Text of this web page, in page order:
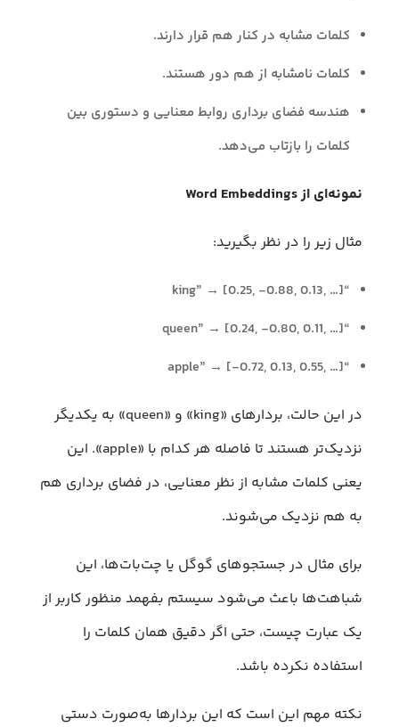
کلمات مشابه در کنار هم قرار دارند.
کلمات نامشابه از هم دور هستند.
هندسه فضای برداری روابط معنایی و دستوری بین
کلمات را بازتاب می‌دهد.
نمونه‌ای از Word Embeddings
مثال زیر را در نظر بگیرید:
“king” → [0.25, -0.88, 0.13, …]
“queen” → [0.24, -0.80, 0.11, …]
“apple” → [-0.72, 0.13, 0.55, …]
در این حالت، بردارهای «king» و «queen» به یکدیگر
نزدیک‌تر هستند تا فاصله هر کدام با «apple». این
یعنی کلمات مشابه از نظر معنایی، در فضای برداری هم
به هم نزدیک می‌شوند.
برای مثال در جستجوهای گوگل یا چت‌بات‌ها، این
شباهت‌ها باعث می‌شود سیستم بفهمد منظور کاربر از
یک عبارت چیست، حتی اگر دقیق همان کلمات را
استفاده نکرده باشد.
نکته مهم این است که این بردارها به‌صورت دستی